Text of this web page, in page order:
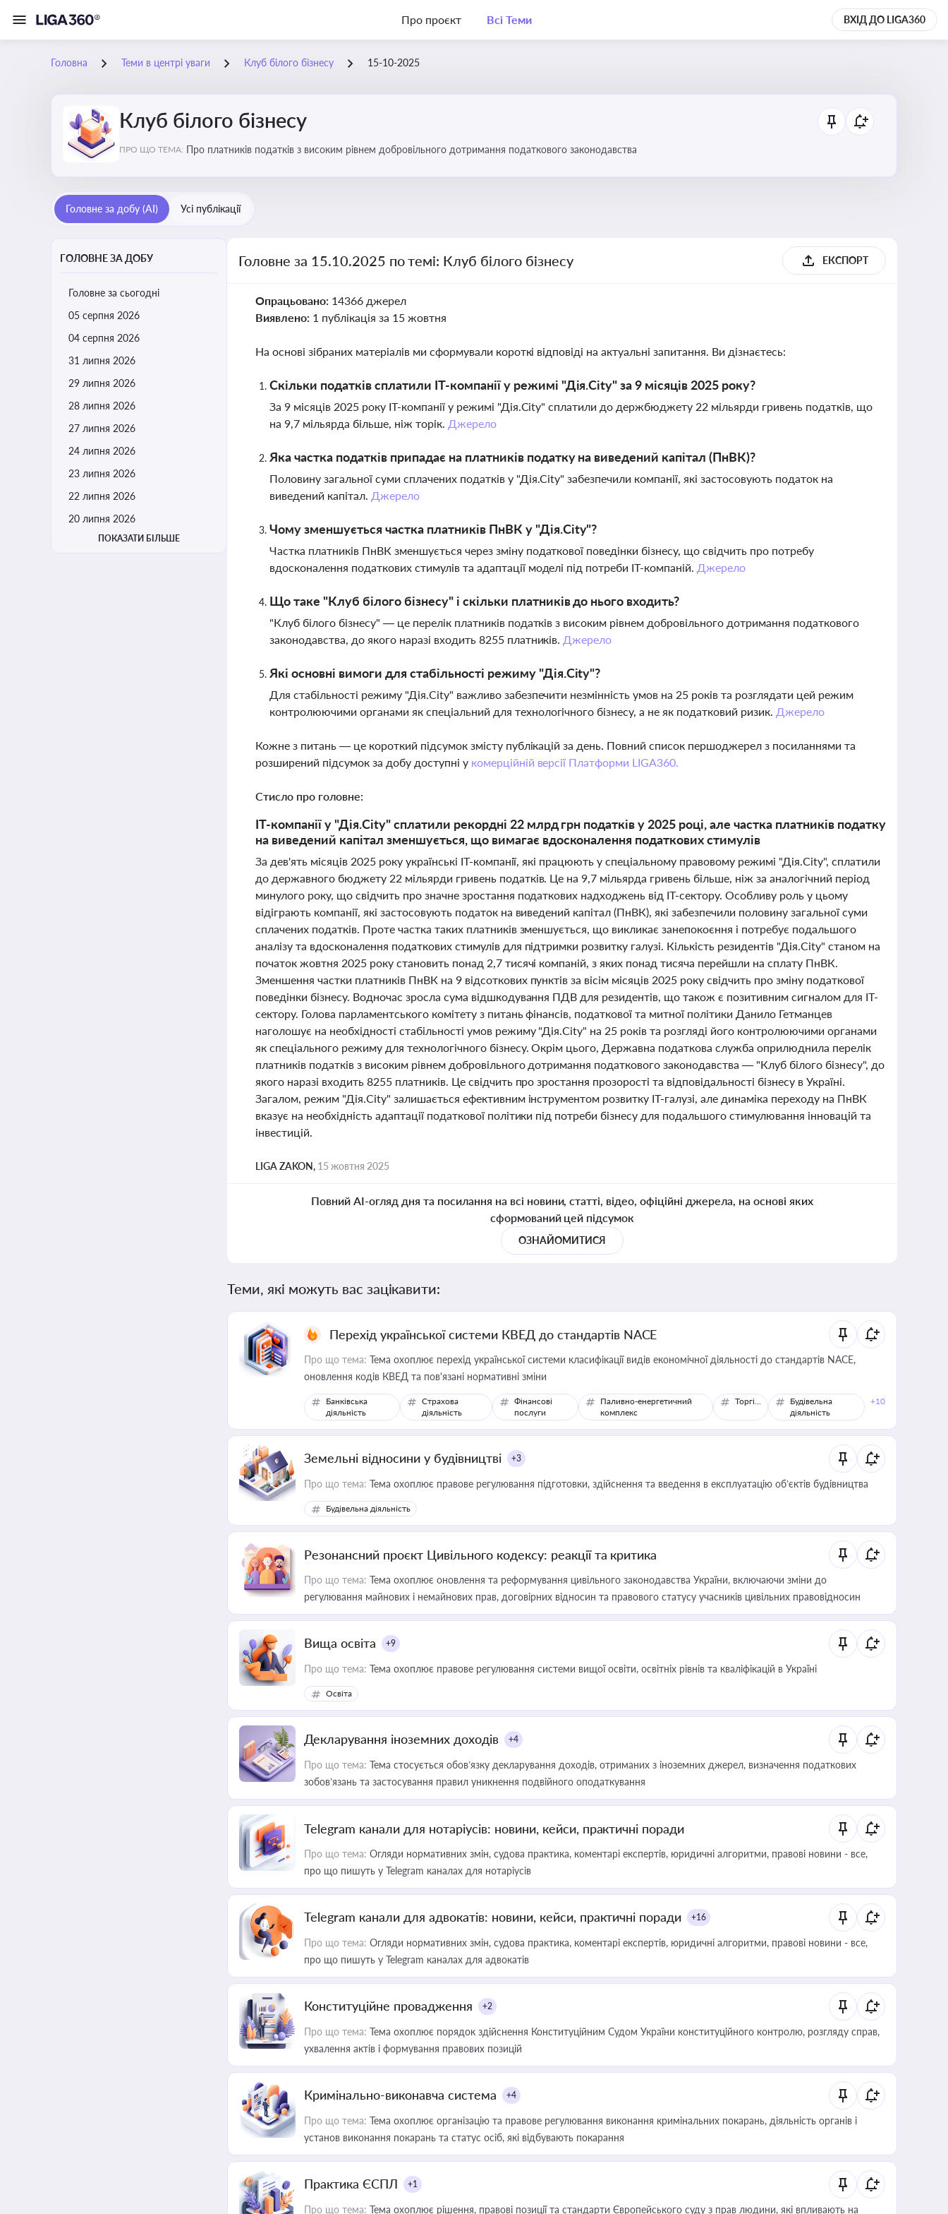
Про проєкт Всі Теми ВХІД ДО LIGA360
Головна Теми в центрі уваги Клуб білого бізнесу 15-10-2025
Клуб білого бізнесу
ПРО ЩО ТЕМА: Про платників податків з високим рівнем добровільного дотримання податкового законодавства
Головне за добу (AI) Усі публікації
ГОЛОВНЕ ЗА ДОБУ
Головне за сьогодні
05 серпня 2026
04 серпня 2026
31 липня 2026
29 липня 2026
28 липня 2026
27 липня 2026
24 липня 2026
23 липня 2026
22 липня 2026
20 липня 2026
ПОКАЗАТИ БІЛЬШЕ
Головне за 15.10.2025 по темі: Клуб білого бізнесу ЕКСПОРТ
Опрацьовано: 14366 джерел
Виявлено: 1 публікація за 15 жовтня
На основі зібраних матеріалів ми сформували короткі відповіді на актуальні запитання. Ви дізнаєтесь:
Скільки податків сплатили IT-компанії у режимі "Дія.City" за 9 місяців 2025 року?
За 9 місяців 2025 року IT-компанії у режимі "Дія.City" сплатили до держбюджету 22 мільярди гривень податків, що
на 9,7 мільярда більше, ніж торік. Джерело
Яка частка податків припадає на платників податку на виведений капітал (ПнВК)?
Половину загальної суми сплачених податків у "Дія.City" забезпечили компанії, які застосовують податок на
виведений капітал. Джерело
Чому зменшується частка платників ПнВК у "Дія.City"?
Частка платників ПнВК зменшується через зміну податкової поведінки бізнесу, що свідчить про потребу
вдосконалення податкових стимулів та адаптації моделі під потреби IT-компаній. Джерело
Що таке "Клуб білого бізнесу" і скільки платників до нього входить?
"Клуб білого бізнесу" — це перелік платників податків з високим рівнем добровільного дотримання податкового
законодавства, до якого наразі входить 8255 платників. Джерело
Які основні вимоги для стабільності режиму "Дія.City"?
Для стабільності режиму "Дія.City" важливо забезпечити незмінність умов на 25 років та розглядати цей режим
контролюючими органами як спеціальний для технологічного бізнесу, а не як податковий ризик. Джерело
Кожне з питань — це короткий підсумок змісту публікацій за день. Повний список першоджерел з посиланнями та
розширений підсумок за добу доступні у комерційній версії Платформи LIGA360.
Стисло про головне:
IT-компанії у "Дія.City" сплатили рекордні 22 млрд грн податків у 2025 році, але частка платників податку
на виведений капітал зменшується, що вимагає вдосконалення податкових стимулів
За дев'ять місяців 2025 року українські IT-компанії, які працюють у спеціальному правовому режимі "Дія.City", сплатили
до державного бюджету 22 мільярди гривень податків. Це на 9,7 мільярда гривень більше, ніж за аналогічний період
минулого року, що свідчить про значне зростання податкових надходжень від IT-сектору. Особливу роль у цьому
відіграють компанії, які застосовують податок на виведений капітал (ПнВК), які забезпечили половину загальної суми
сплачених податків. Проте частка таких платників зменшується, що викликає занепокоєння і потребує подальшого
аналізу та вдосконалення податкових стимулів для підтримки розвитку галузі. Кількість резидентів "Дія.City" станом на
початок жовтня 2025 року становить понад 2,7 тисячі компаній, з яких понад тисяча перейшли на сплату ПнВК.
Зменшення частки платників ПнВК на 9 відсоткових пунктів за вісім місяців 2025 року свідчить про зміну податкової
поведінки бізнесу. Водночас зросла сума відшкодування ПДВ для резидентів, що також є позитивним сигналом для IT-
сектору. Голова парламентського комітету з питань фінансів, податкової та митної політики Данило Гетманцев
наголошує на необхідності стабільності умов режиму "Дія.City" на 25 років та розгляді його контролюючими органами
як спеціального режиму для технологічного бізнесу. Окрім цього, Державна податкова служба оприлюднила перелік
платників податків з високим рівнем добровільного дотримання податкового законодавства — "Клуб білого бізнесу", до
якого наразі входить 8255 платників. Це свідчить про зростання прозорості та відповідальності бізнесу в Україні.
Загалом, режим "Дія.City" залишається ефективним інструментом розвитку IT-галузі, але динаміка переходу на ПнВК
вказує на необхідність адаптації податкової політики під потреби бізнесу для подальшого стимулювання інновацій та
інвестицій.
LIGA ZAKON, 15 жовтня 2025
Повний AI-огляд дня та посилання на всі новини, статті, відео, офіційні джерела, на основі яких
сформований цей підсумок
ОЗНАЙОМИТИСЯ
Теми, які можуть вас зацікавити:
Перехід української системи КВЕД до стандартів NACE
Про що тема: Тема охоплює перехід української системи класифікації видів економічної діяльності до стандартів NACE,
оновлення кодів КВЕД та пов'язані нормативні зміни
Банківська
діяльність
Страхова
діяльність
Фінансові
послуги
Паливно-енергетичний
комплекс
Торгівля
Будівельна
діяльність
+10
Земельні відносини у будівництві +3
Про що тема: Тема охоплює правове регулювання підготовки, здійснення та введення в експлуатацію об’єктів будівництва
Будівельна діяльність
Резонансний проєкт Цивільного кодексу: реакції та критика
Про що тема: Тема охоплює оновлення та реформування цивільного законодавства України, включаючи зміни до
регулювання майнових і немайнових прав, договірних відносин та правового статусу учасників цивільних правовідносин
Вища освіта +9
Про що тема: Тема охоплює правове регулювання системи вищої освіти, освітніх рівнів та кваліфікацій в Україні
Освіта
Декларування іноземних доходів +4
Про що тема: Тема стосується обов’язку декларування доходів, отриманих з іноземних джерел, визначення податкових
зобов’язань та застосування правил уникнення подвійного оподаткування
Telegram канали для нотаріусів: новини, кейси, практичні поради
Про що тема: Огляди нормативних змін, судова практика, коментарі експертів, юридичні алгоритми, правові новини - все,
про що пишуть у Telegram каналах для нотаріусів
Telegram канали для адвокатів: новини, кейси, практичні поради +16
Про що тема: Огляди нормативних змін, судова практика, коментарі експертів, юридичні алгоритми, правові новини - все,
про що пишуть у Telegram каналах для адвокатів
Конституційне провадження +2
Про що тема: Тема охоплює порядок здійснення Конституційним Судом України конституційного контролю, розгляду справ,
ухвалення актів і формування правових позицій
Кримінально-виконавча система +4
Про що тема: Тема охоплює організацію та правове регулювання виконання кримінальних покарань, діяльність органів і
установ виконання покарань та статус осіб, які відбувають покарання
Практика ЄСПЛ +1
Про що тема: Тема охоплює рішення, правові позиції та стандарти Європейського суду з прав людини, які впливають на